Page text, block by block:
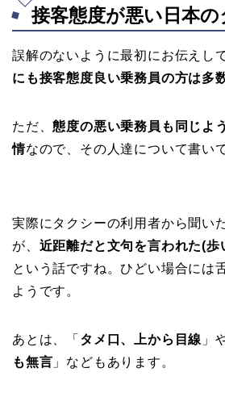
接客態度が悪い日本
誤解のないように最初にお伝えし
にも接客態度良い乗務員の方は多
ただ、態度の悪い乗務員も同じよ
情なので、その人達について書い
実際にタクシーの利用者から聞い
が、 近距離だと文句を言われた(歩
という話ですね。ひどい場合には
ようです。
あとは、「 タメ口、上から目線 」
も無言 」などもあります。